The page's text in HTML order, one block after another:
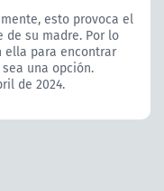
esto provoca el
de su madre. Por lo
ella para encontrar
una opción.
de 2024.